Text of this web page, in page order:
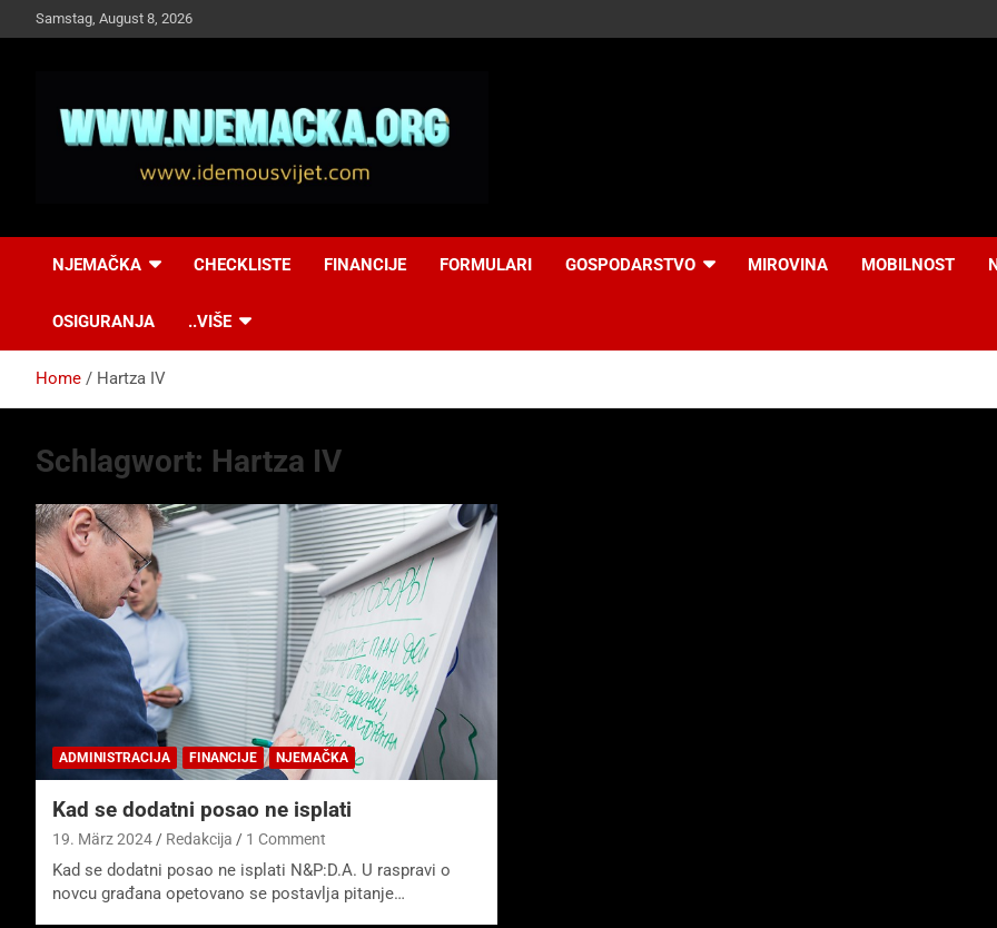
to
Samstag, August 8, 2026
Idemo u Svijet-
NJEMAČKA CHECKLISTE FINANCIJE FORMULARI GOSPODARSTVO MIROVINA MOBILNOST
OSIGURANJA ..VIŠE
Home Hartza IV
Schlagwort: Hartza IV
ADMINISTRACIJA FINANCIJE NJEMAČKA
Kad se dodatni posao ne isplati
19. März 2024 Redakcija 1 Comment
Kad se dodatni posao ne isplati N&P:D.A. U raspravi o
novcu građana opetovano se postavlja pitanje…